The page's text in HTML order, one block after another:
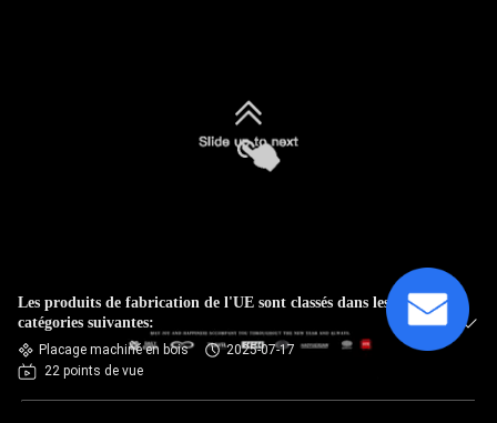
Les produits de fabrication de l'UE sont classés dans les
catégories suivantes:
Placage machiné en bois
2025-07-17
22 points de vue